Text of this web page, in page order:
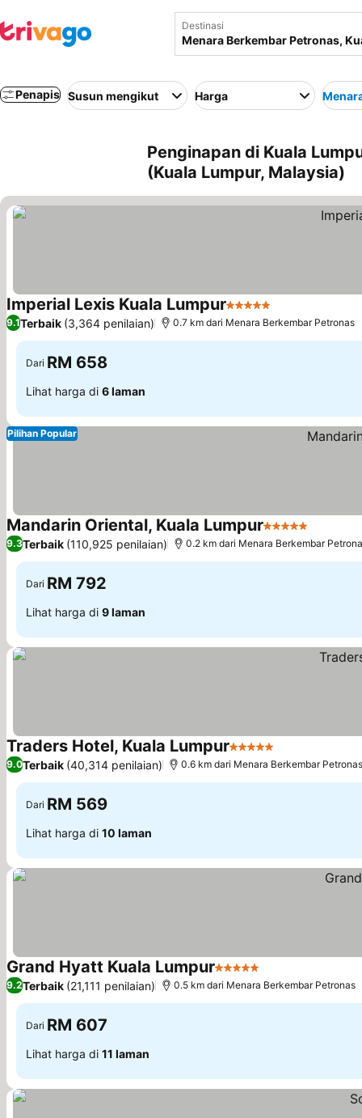
Destinasi
Penapis Susun mengikut Harga
Penginapan di Kuala
(Kuala Lumpur, Malaysia)
Imperial Lexis Kuala Lumpur5 Bintang
9.1Terbaik (3,364 penilaian) 0.7 km dari Menara Berkembar Petronas
Dari RM 658
Lihat harga di 6 laman
Pilihan Popular
Mandarin Oriental, Kuala Lumpur5 Bintang
9.3Terbaik (110,925 penilaian) 0.2 km dari Menara Berkembar
Dari RM 792
Lihat harga di 9 laman
Traders Hotel, Kuala Lumpur5 Bintang
9.0Terbaik (40,314 penilaian) 0.6 km dari Menara Berkembar Petronas
Dari RM 569
Lihat harga di 10 laman
Grand Hyatt Kuala Lumpur5 Bintang
9.2Terbaik (21,111 penilaian) 0.5 km dari Menara Berkembar Petronas
Dari RM 607
Lihat harga di 11 laman